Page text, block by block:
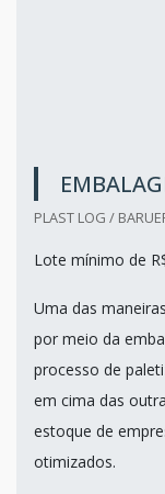
PLAST LOG /
Lote mínimo de
Uma das
por meio da
processo de
em cima das
estoque de
otimizados.